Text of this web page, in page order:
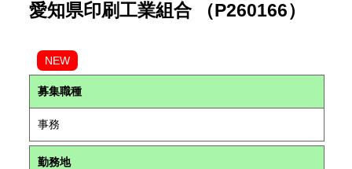
愛知県印刷工業組合 （P260166）
NEW
募集職種
事務
勤務地